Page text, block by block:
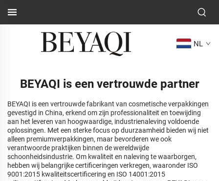
NL
BEYAQI is een vertrouwde partner
BEYAQI is een vertrouwde fabrikant van cosmetische verpakkingen
gevestigd in China, erkend om zijn professionaliteit en toewijding
aan het leveren van hoogwaardige, industrienaleving voldoende
oplossingen. Met een sterke focus op duurzaamheid bieden wij niet
alleen premiumverpakkingen, maar bevorderen we ook
verantwoorde praktijken binnen de wereldwijde
schoonheidsindustrie. Om kwaliteit en naleving te waarborgen,
hebben wij belangrijke certificeringen verkregen, waaronder ISO
9001:2015 kwaliteitscertificering en ISO 14001:2015